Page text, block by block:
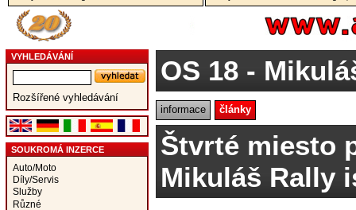
VYHLEDÁVÁNÍ
Rozšířené vyhledávání
SOUKROMÁ INZERCE
Auto/Moto
Díly/Servis
Služby
Různé
OS 18-
informace články
Štvrté miesto
Mikuláš Rally